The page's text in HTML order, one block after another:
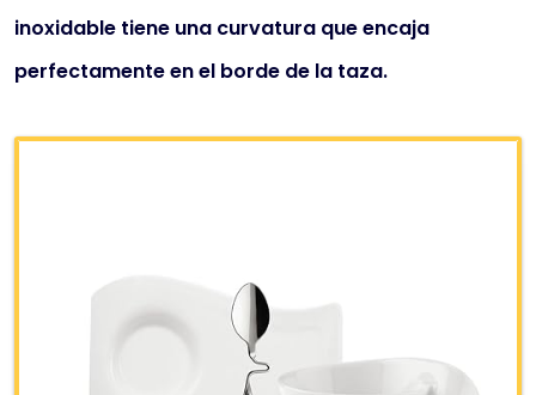
inoxidable tiene una curvatura que encaja
perfectamente en el borde de la taza.